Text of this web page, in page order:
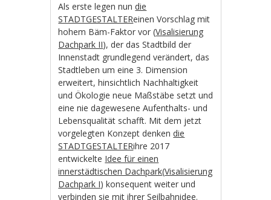
Als erste legen nundie
STADTGESTALTEReinen Vorschlag mit
hohem Bäm-Faktor vor (Visalisierung
Dachpark II), der das Stadtbild der
Innenstadt grundlegend verändert, das
Stadtleben um eine 3. Dimension
erweitert, hinsichtlich Nachhaltigkeit
und Ökologie neue Maßstäbe setzt und
eine nie dagewesene Aufenthalts- und
Lebensqualität schafft. Mit dem jetzt
vorgelegten Konzept denkendie
STADTGESTALTERihre 2017
entwickelte Idee für einen
innerstädtischen Dachpark(Visalisierung
Dachpark I) konsequent weiter und
verbinden sie mit ihrer Seilbahnidee.